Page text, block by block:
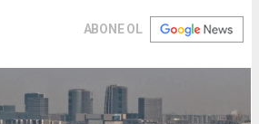
ABONE OL